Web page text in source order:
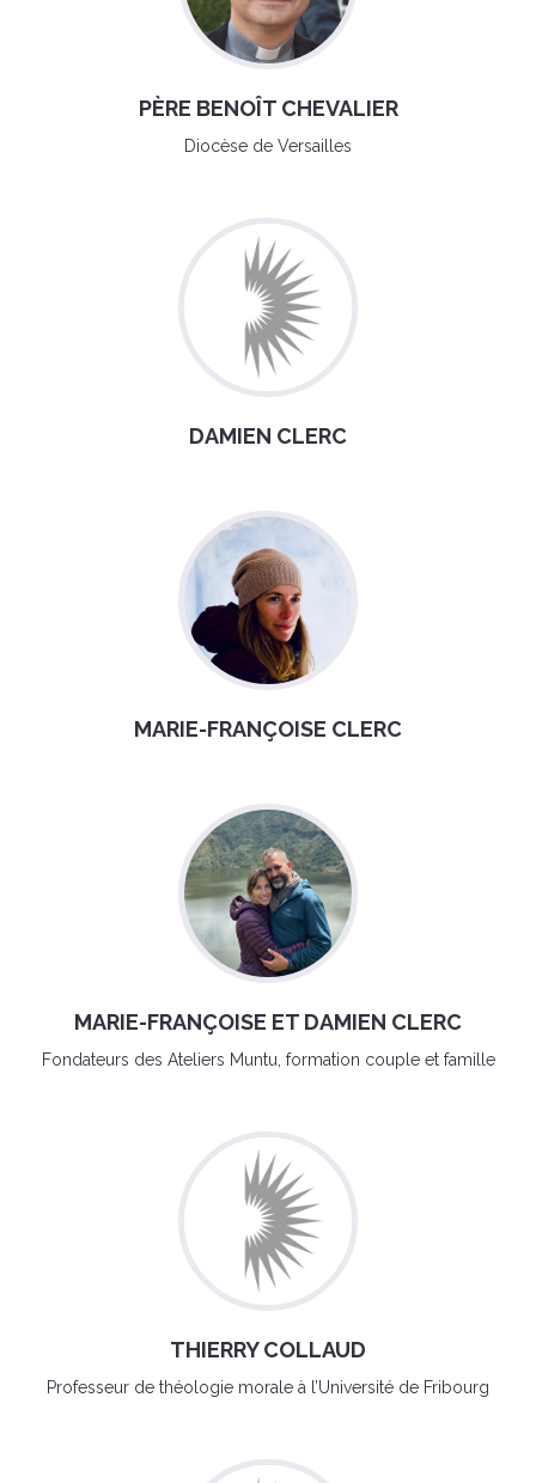
PÈRE BENOÎT CHEVALIER
Diocèse de Versailles
DAMIEN CLERC
MARIE-FRANÇOISE CLERC
MARIE-FRANÇOISE ET DAMIEN CLERC
Fondateurs des Ateliers Muntu, formation couple et famille
THIERRY COLLAUD
Professeur de théologie morale à l’Université de Fribourg